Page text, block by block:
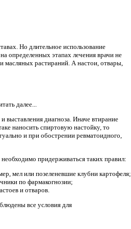
Но длительное использование
определенных этапах лечения врачи не
масляных растираний. А настои, отвары,
далее...
диагноза. Иначе втирание
наносить спиртовую настойку, то
и при обострении ревматоидного,
придерживаться таких правил:
мел или позеленевшие клубни картофеля;
по фармакогнозии;
и отваров.
все условия для